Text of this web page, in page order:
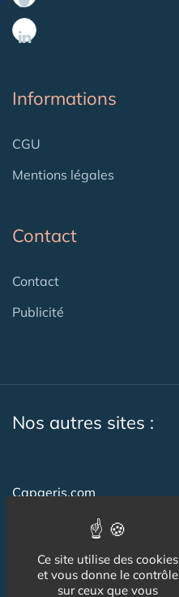
Informations
CGU
Mentions légales
Contact
Contact
Publicité
Nos autres sites :
Capgeris.com
Seniorissimmo.com
Emploi-formation-sante.com
Aidant.info
Ce site utilise des cookies
et vous donne le contrôle
sur ceux que vous